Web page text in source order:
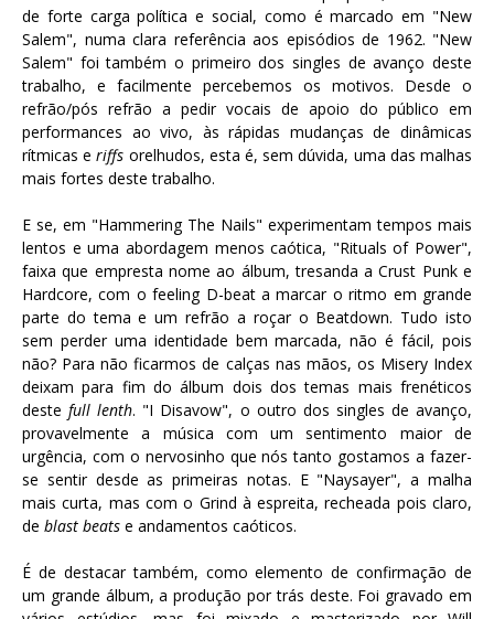
de forte carga política e social, como é marcado em "New
Salem", numa clara referência aos episódios de 1962. "New
Salem" foi também o primeiro dos singles de avanço deste
trabalho, e facilmente percebemos os motivos. Desde o
refrão/pós refrão a pedir vocais de apoio do público em
performances ao vivo, às rápidas mudanças de dinâmicas
rítmicas eriffs orelhudos, esta é, sem dúvida, uma das malhas
mais fortes deste trabalho.
E se, em "Hammering The Nails" experimentam tempos mais
lentos e uma abordagem menos caótica, "Rituals of Power",
faixa que empresta nome ao álbum, tresanda a Crust Punk e
Hardcore, com o feeling D-beat a marcar o ritmo em grande
parte do tema e um refrão a roçar o Beatdown. Tudo isto
sem perder uma identidade bem marcada, não é fácil, pois
não? Para não ficarmos de calças nas mãos, os Misery Index
deixam para fim do álbum dois dos temas mais frenéticos
destefull lenth. "I Disavow", o outro dos singles de avanço,
provavelmente a música com um sentimento maior de
urgência, com o nervosinho que nós tanto gostamos a fazer-
se sentir desde as primeiras notas. E "Naysayer", a malha
mais curta, mas com o Grind à espreita, recheada pois claro,
de blast beats e andamentos caóticos.
É de destacar também, como elemento de confirmação de
um grande álbum, a produção por trás deste. Foi gravado em